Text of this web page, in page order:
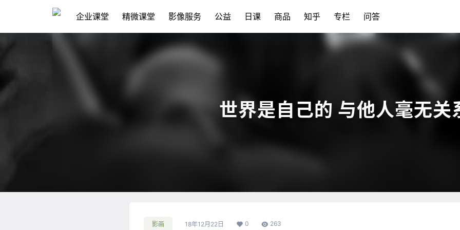
企业课堂 精微课堂 影像服务 公益 日课 商品 知乎 专栏 问答
世界是自己的 与他人毫无关
影画 18年12月22日 0 263